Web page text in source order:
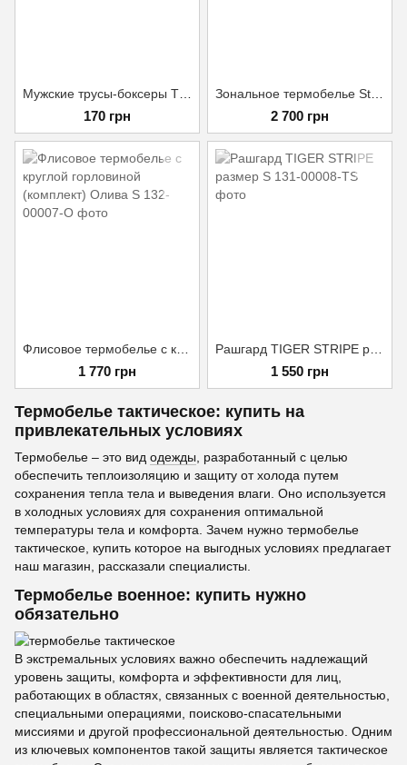
170 грн 2 700 грн
1 770 грн 1 550 грн
Термобелье тактическое: купить на
привлекательных условиях
Термобелье – это вид одежды, разработанный с целью
обеспечить теплоизоляцию и защиту от холода путем
сохранения тепла тела и выведения влаги. Оно используется
в холодных условиях для сохранения оптимальной
температуры тела и комфорта. Зачем нужно термобелье
тактическое, купить которое на выгодных условиях предлагает
наш магазин, рассказали специалисты.
Термобелье военное: купить нужно
обязательно
В экстремальных условиях важно обеспечить надлежащий
уровень защиты, комфорта и эффективности для лиц,
работающих в областях, связанных с военной деятельностью,
специальными операциями, поисково-спасательными
миссиями и другой профессиональной деятельностью. Одним
из ключевых компонентов такой защиты является тактическое